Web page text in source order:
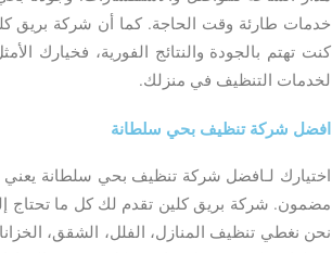
خدمات طارئة وقت الحاجة. كما أن شركة
كنت تهتم بالجودة والنتائج الفورية، فخيارك
لخدمات التنظيف في منزلك.
افضل شركة تنظيف بحي سلطانة
اختيارك لـافضل شركة تنظيف بحي سلطانة
مضمون. شركة بريق كلين تقدم لك كل ما تحتاج
نحن نغطي تنظيف المنازل، الفلل، الشقق،